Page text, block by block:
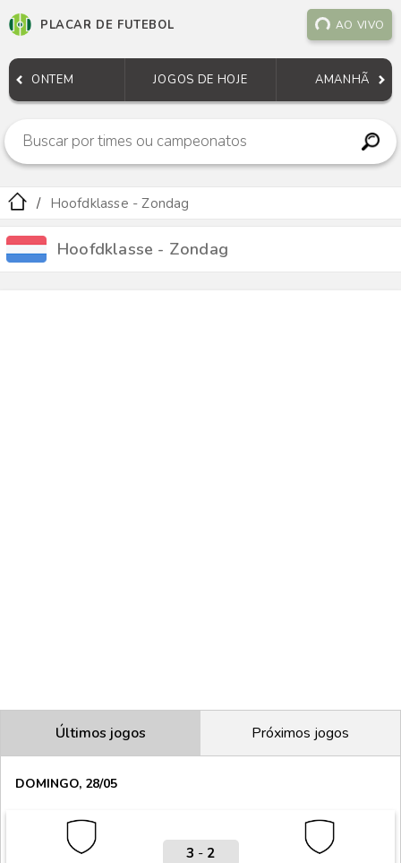
PLACAR DE FUTEBOL AO VIVO
ONTEM JOGOS DE HOJE AMANHÃ
Hoofdklasse - Zondag
Hoofdklasse - Zondag
Últimos jogos Próximos jogos
DOMINGO, 28/05
3 - 2